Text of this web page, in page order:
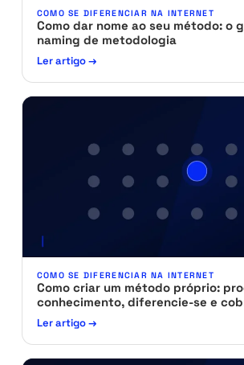
COMO SE DIFERENCIAR NA INTERNET
Como dar nome ao seu método: o
naming de metodologia
Ler artigo →
COMO SE DIFERENCIAR NA INTERNET
Como criar um método próprio:
conhecimento, diferencie-se e
Ler artigo →